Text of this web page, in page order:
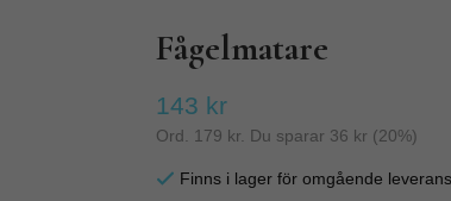
Fågelmatare
143 kr
Ord. 179 kr. Du sparar 36 kr (20%)
Finns i lager för omgående leverans